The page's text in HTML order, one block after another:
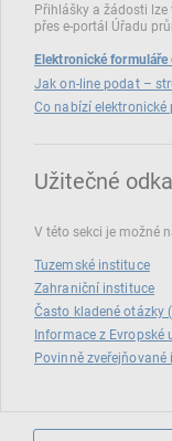
Přihlášky a žádosti
přes e‑portál Úřadu
Elektronické
Jak on-line podat –
Co nabízí elektronické
Užitečné
V této sekci je možné
Tuzemské instituce
Zahraniční instituce
Často kladené otázky
Informace z
Povinně